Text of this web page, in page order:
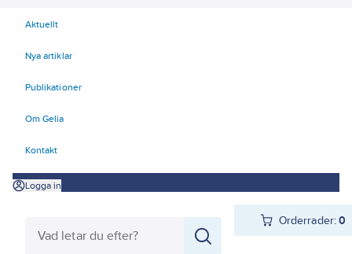
Aktuellt
Nya artiklar
Publikationer
Om Gelia
Kontakt
Logga in
Orderrader:0